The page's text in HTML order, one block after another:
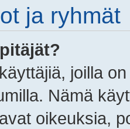
ja ryhmät
joilla
Nämä
oikeuksia,